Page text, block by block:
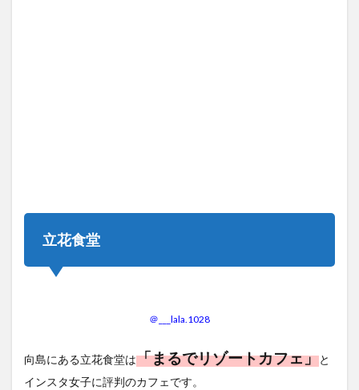
立花食堂
＠___lala.1028
向島にある立花食堂は「まるでリゾートカフェ」と
インスタ女子に評判のカフェです。